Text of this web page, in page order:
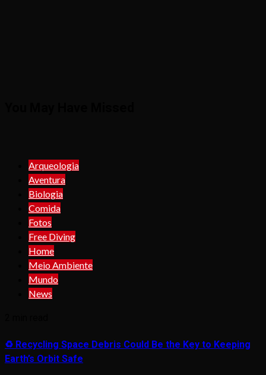
Arqueologia
Aventura
Biologia
Comida
Fotos
Free Diving
Home
Meio Ambiente
Mundo
News
♻️ Recycling Space Debris Could Be the Key to Keeping
Earth’s Orbit Safe